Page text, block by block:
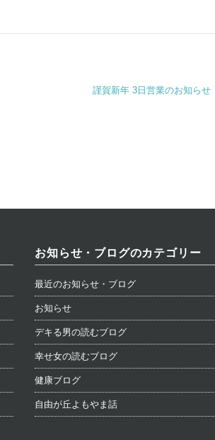
謹賀新年 3日営業のお知らせ
お知らせ・ブログのカテゴリー
最近のお知らせ・ブログ
お知らせ
デキる男の読むブログ
幸せ女の読むブログ
健康ブログ
自由が丘よもやま話